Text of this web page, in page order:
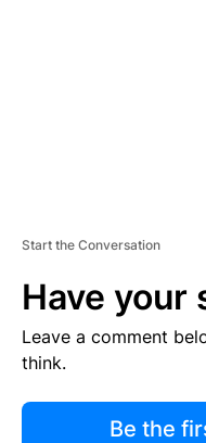
Start the Conversation
Have your
Leave a comment
think.
Be the